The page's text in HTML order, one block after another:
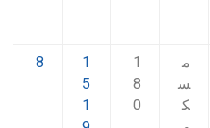
م
س
ك
1
8
0
1
5
1
8